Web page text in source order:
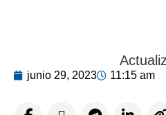
junio 29, 2023 11:15 am